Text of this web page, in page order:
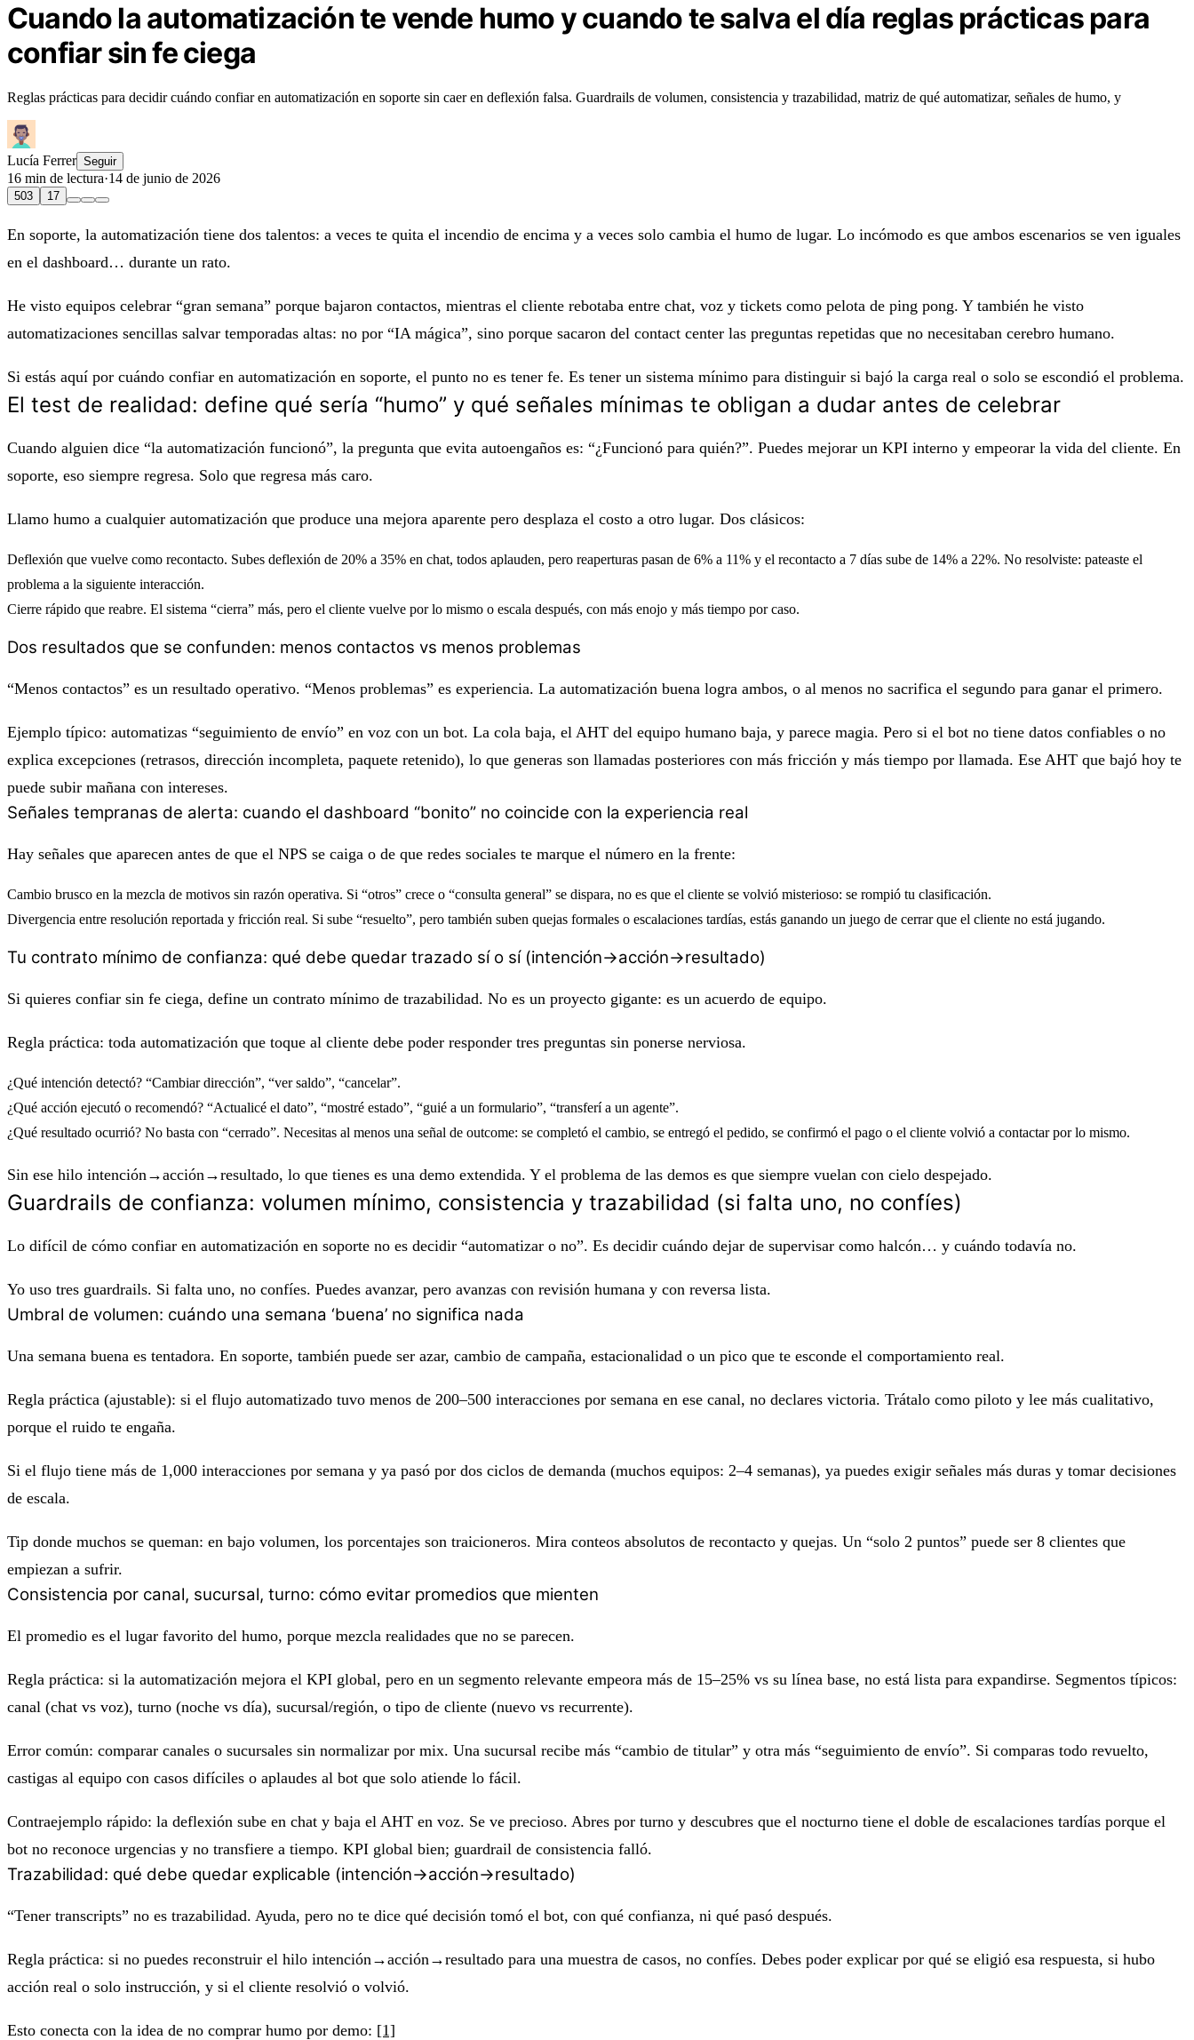
Cuando la automatización te vende humo y cuando te salva el día reglas prácticas para
confiar sin fe ciega
Reglas prácticas para decidir cuándo confiar en automatización en soporte sin caer en deflexión falsa. Guardrails de volumen, consistencia y trazabilidad, matriz de qué automatizar, señales de humo, y
Lucía Ferrer Seguir
16 min de lectura·14 de junio de 2026
503 17
En soporte, la automatización tiene dos talentos: a veces te quita el incendio de encima y a veces solo cambia el humo de lugar. Lo incómodo es que ambos escenarios se ven iguales
en el dashboard… durante un rato.
He visto equipos celebrar “gran semana” porque bajaron contactos, mientras el cliente rebotaba entre chat, voz y tickets como pelota de ping pong. Y también he visto
automatizaciones sencillas salvar temporadas altas: no por “IA mágica”, sino porque sacaron del contact center las preguntas repetidas que no necesitaban cerebro humano.
Si estás aquí por cuándo confiar en automatización en soporte, el punto no es tener fe. Es tener un sistema mínimo para distinguir si bajó la carga real o solo se escondió el problema.
El test de realidad: define qué sería “humo” y qué señales mínimas te obligan a dudar antes de celebrar
Cuando alguien dice “la automatización funcionó”, la pregunta que evita autoengaños es: “¿Funcionó para quién?”. Puedes mejorar un KPI interno y empeorar la vida del cliente. En
soporte, eso siempre regresa. Solo que regresa más caro.
Llamo humo a cualquier automatización que produce una mejora aparente pero desplaza el costo a otro lugar. Dos clásicos:
Deflexión que vuelve como recontacto. Subes deflexión de 20% a 35% en chat, todos aplauden, pero reaperturas pasan de 6% a 11% y el recontacto a 7 días sube de 14% a 22%. No resolviste: pateaste el
problema a la siguiente interacción.
Cierre rápido que reabre. El sistema “cierra” más, pero el cliente vuelve por lo mismo o escala después, con más enojo y más tiempo por caso.
Dos resultados que se confunden: menos contactos vs menos problemas
“Menos contactos” es un resultado operativo. “Menos problemas” es experiencia. La automatización buena logra ambos, o al menos no sacrifica el segundo para ganar el primero.
Ejemplo típico: automatizas “seguimiento de envío” en voz con un bot. La cola baja, el AHT del equipo humano baja, y parece magia. Pero si el bot no tiene datos confiables o no
explica excepciones (retrasos, dirección incompleta, paquete retenido), lo que generas son llamadas posteriores con más fricción y más tiempo por llamada. Ese AHT que bajó hoy te
puede subir mañana con intereses.
Señales tempranas de alerta: cuando el dashboard “bonito” no coincide con la experiencia real
Hay señales que aparecen antes de que el NPS se caiga o de que redes sociales te marque el número en la frente:
Cambio brusco en la mezcla de motivos sin razón operativa. Si “otros” crece o “consulta general” se dispara, no es que el cliente se volvió misterioso: se rompió tu clasificación.
Divergencia entre resolución reportada y fricción real. Si sube “resuelto”, pero también suben quejas formales o escalaciones tardías, estás ganando un juego de cerrar que el cliente no está jugando.
Tu contrato mínimo de confianza: qué debe quedar trazado sí o sí (intención→acción→resultado)
Si quieres confiar sin fe ciega, define un contrato mínimo de trazabilidad. No es un proyecto gigante: es un acuerdo de equipo.
Regla práctica: toda automatización que toque al cliente debe poder responder tres preguntas sin ponerse nerviosa.
¿Qué intención detectó? “Cambiar dirección”, “ver saldo”, “cancelar”.
¿Qué acción ejecutó o recomendó? “Actualicé el dato”, “mostré estado”, “guié a un formulario”, “transferí a un agente”.
¿Qué resultado ocurrió? No basta con “cerrado”. Necesitas al menos una señal de outcome: se completó el cambio, se entregó el pedido, se confirmó el pago o el cliente volvió a contactar por lo mismo.
Sin ese hilo intención→acción→resultado, lo que tienes es una demo extendida. Y el problema de las demos es que siempre vuelan con cielo despejado.
Guardrails de confianza: volumen mínimo, consistencia y trazabilidad (si falta uno, no confíes)
Lo difícil de cómo confiar en automatización en soporte no es decidir “automatizar o no”. Es decidir cuándo dejar de supervisar como halcón… y cuándo todavía no.
Yo uso tres guardrails. Si falta uno, no confíes. Puedes avanzar, pero avanzas con revisión humana y con reversa lista.
Umbral de volumen: cuándo una semana ‘buena’ no significa nada
Una semana buena es tentadora. En soporte, también puede ser azar, cambio de campaña, estacionalidad o un pico que te esconde el comportamiento real.
Regla práctica (ajustable): si el flujo automatizado tuvo menos de 200–500 interacciones por semana en ese canal, no declares victoria. Trátalo como piloto y lee más cualitativo,
porque el ruido te engaña.
Si el flujo tiene más de 1,000 interacciones por semana y ya pasó por dos ciclos de demanda (muchos equipos: 2–4 semanas), ya puedes exigir señales más duras y tomar decisiones
de escala.
Tip donde muchos se queman: en bajo volumen, los porcentajes son traicioneros. Mira conteos absolutos de recontacto y quejas. Un “solo 2 puntos” puede ser 8 clientes que
empiezan a sufrir.
Consistencia por canal, sucursal, turno: cómo evitar promedios que mienten
El promedio es el lugar favorito del humo, porque mezcla realidades que no se parecen.
Regla práctica: si la automatización mejora el KPI global, pero en un segmento relevante empeora más de 15–25% vs su línea base, no está lista para expandirse. Segmentos típicos:
canal (chat vs voz), turno (noche vs día), sucursal/región, o tipo de cliente (nuevo vs recurrente).
Error común: comparar canales o sucursales sin normalizar por mix. Una sucursal recibe más “cambio de titular” y otra más “seguimiento de envío”. Si comparas todo revuelto,
castigas al equipo con casos difíciles o aplaudes al bot que solo atiende lo fácil.
Contraejemplo rápido: la deflexión sube en chat y baja el AHT en voz. Se ve precioso. Abres por turno y descubres que el nocturno tiene el doble de escalaciones tardías porque el
bot no reconoce urgencias y no transfiere a tiempo. KPI global bien; guardrail de consistencia falló.
Trazabilidad: qué debe quedar explicable (intención→acción→resultado)
“Tener transcripts” no es trazabilidad. Ayuda, pero no te dice qué decisión tomó el bot, con qué confianza, ni qué pasó después.
Regla práctica: si no puedes reconstruir el hilo intención→acción→resultado para una muestra de casos, no confíes. Debes poder explicar por qué se eligió esa respuesta, si hubo
acción real o solo instrucción, y si el cliente resolvió o volvió.
Esto conecta con la idea de no comprar humo por demo: [1]